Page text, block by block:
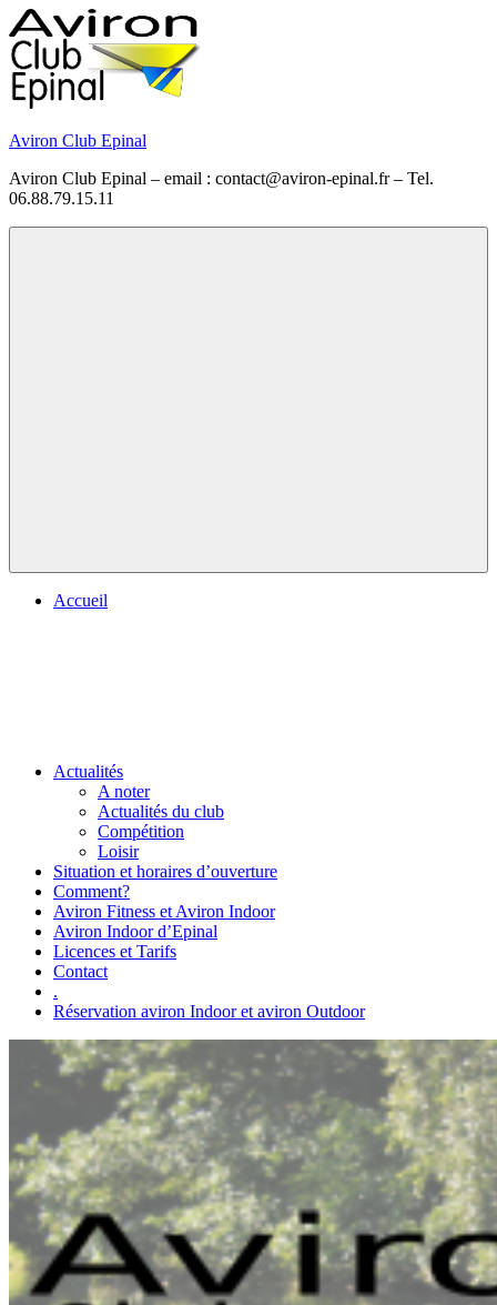
Skip
to
content
Aviron Club Epinal
Aviron Club Epinal – email : contact@aviron-epinal.fr – Tel.
06.88.79.15.11
Accueil
Actualités
A noter
Actualités du club
Compétition
Loisir
Situation et horaires d’ouverture
Comment?
Aviron Fitness et Aviron Indoor
Aviron Indoor d’Epinal
Licences et Tarifs
Contact
.
Réservation aviron Indoor et aviron Outdoor